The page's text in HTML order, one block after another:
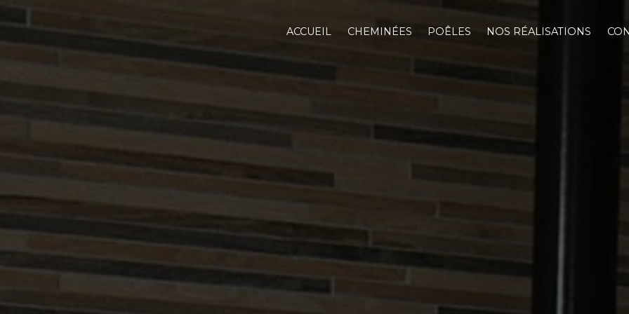
ACCUEIL CHEMINÉES POÊLES NOS RÉALISATIONS
Panneau de gestion des cookies